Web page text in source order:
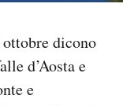
dicono
d’Aosta e
e